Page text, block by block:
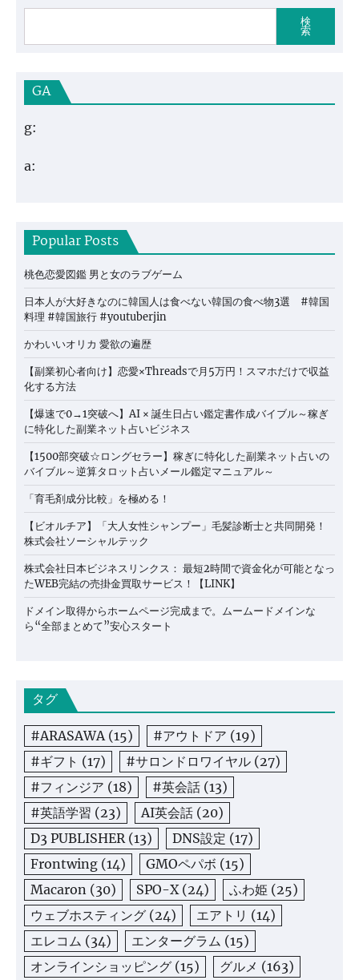
検
索
GA
g:
a:
Popular Posts
桃色恋愛図鑑 男と女のラブゲーム
日本人が大好きなのに韓国人は食べない韓国の食べ物3選 #韓国
料理 #韓国旅行 #youtuberjin
かわいいオリカ 愛欲の遍歴
【副業初心者向け】恋愛×Threadsで月5万円！スマホだけで収益
化する方法
【爆速で0→1突破へ】AI × 誕生日占い鑑定書作成バイブル～稼ぎ
に特化した副業ネット占いビジネス
【1500部突破☆ロングセラー】稼ぎに特化した副業ネット占いの
バイブル～逆算タロット占いメール鑑定マニュアル～
「育毛剤成分比較」を極める！
【ビオルチア】「大人女性シャンプー」毛髪診断士と共同開発！
株式会社ソーシャルテック
株式会社日本ビジネスリンクス： 最短2時間で資金化が可能となっ
たWEB完結の売掛金買取サービス！【LINK】
ドメイン取得からホームページ完成まで。ムームードメインな
ら“全部まとめて”安心スタート
タグ
#ARASAWA (15) #アウトドア (19)
#ギフト (17) #サロンドロワイヤル (27)
#フィンジア (18) #英会話 (13)
#英語学習 (23) AI英会話 (20)
D3 PUBLISHER (13) DNS設定 (17)
Frontwing (14) GMOペパボ (15)
Macaron (30) SPO-X (24) ふわ姫 (25)
ウェブホスティング (24) エアトリ (14)
エレコム (34) エンターグラム (15)
オンラインショッピング (15) グルメ (163)